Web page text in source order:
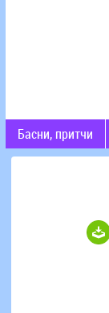
Басни, притчи